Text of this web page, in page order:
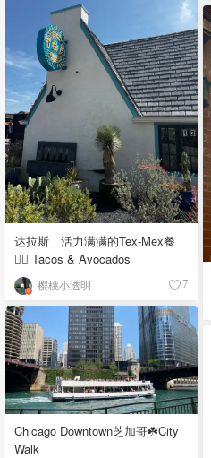
达拉斯｜活力满满的Tex-Mex餐
👉🏼 Tacos & Avocados
樱桃小透明 7
Chicago Downtown芝加哥☘️City
Walk